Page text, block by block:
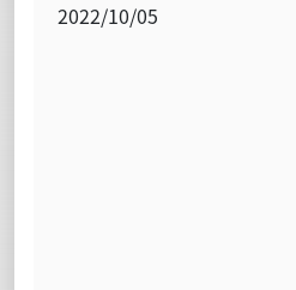
2022/10/05